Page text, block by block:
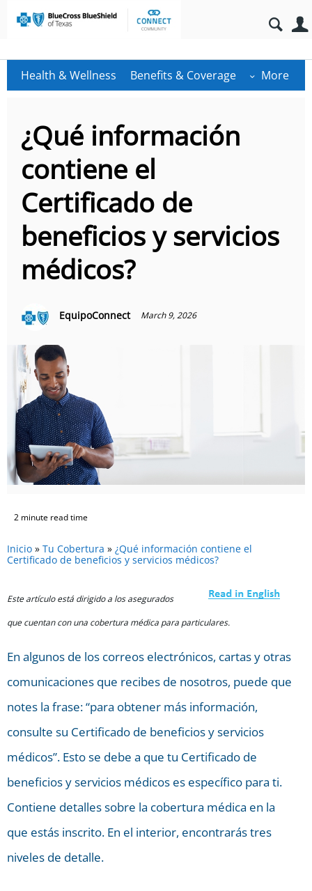
Health & Wellness Benefits & Coverage More
¿Qué información
contiene el
Certificado de
beneficios y servicios
médicos?
EquipoConnect March 9, 2026
2 minute read time
Inicio » Tu Cobertura » ¿Qué información contiene el
Certificado de beneficios y servicios médicos?
Este artículo está dirigido a los asegurados
que cuentan con una cobertura médica para particulares.
En algunos de los correos electrónicos, cartas y otras
comunicaciones que recibes de nosotros, puede que
notes la frase: “para obtener más información,
consulte su Certificado de beneficios y servicios
médicos”. Esto se debe a que tu Certificado de
beneficios y servicios médicos es específico para ti.
Contiene detalles sobre la cobertura médica en la
que estás inscrito. En el interior, encontrarás tres
niveles de detalle.